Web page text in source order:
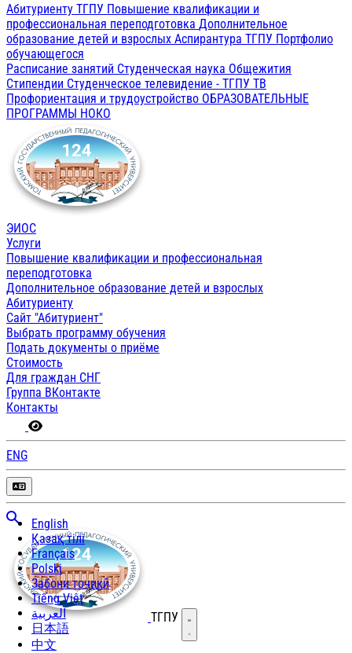
Абитуриенту ТГПУ Повышение квалификации и
профессиональная переподготовка Дополнительное
образование детей и взрослых Аспирантура ТГПУ Портфолио
обучающегося
Расписание занятий Студенческая наука Общежития
Стипендии Студенческое телевидение - ТГПУ ТВ
Профориентация и трудоустройство ОБРАЗОВАТЕЛЬНЫЕ
ПРОГРАММЫ НОКО
ЭИОС
Услуги
Повышение квалификации и профессиональная
переподготовка
Дополнительное образование детей и взрослых
Абитуриенту
Сайт "Абитуриент"
Выбрать программу обучения
Подать документы о приёме
Стоимость
Для граждан СНГ
Группа ВКонтакте
Контакты
ENG
English
Қазақ тілі
Français
Polski
Забони тоҷикӣ
Tiếng Việt
العربية
日本語
中文
ТГПУ Открыть меню